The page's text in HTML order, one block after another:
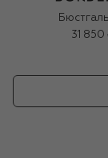
31 850